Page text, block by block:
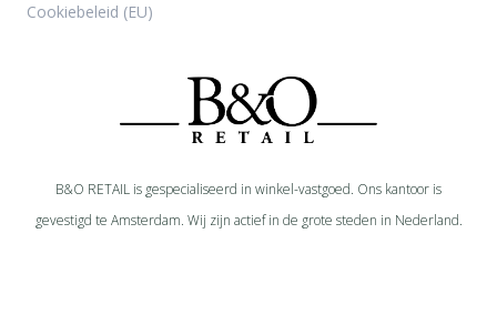
B&O RETAIL is gespecialiseerd in winkel-vastgoed. Ons kantoor is
gevestigd te Amsterdam. Wij zijn actief in de grote steden in Nederland.
Cookiebeleid (EU)